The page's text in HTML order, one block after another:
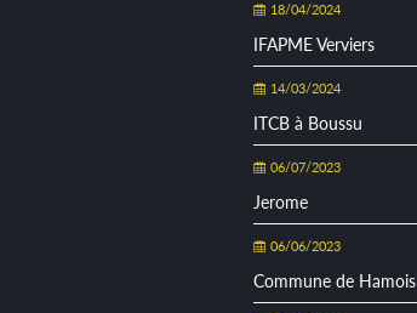
18/04/2024
IFAPME Verviers
14/03/2024
ITCB à Boussu
06/07/2023
Jerome
06/06/2023
Commune de Hamois